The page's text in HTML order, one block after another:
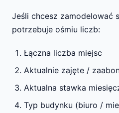
Jeśli chcesz zamodelować
potrzebuje ośmiu liczb:
Łączna liczba miejsc
Aktualnie zajęte /
Aktualna stawka
Typ budynku (biuro /